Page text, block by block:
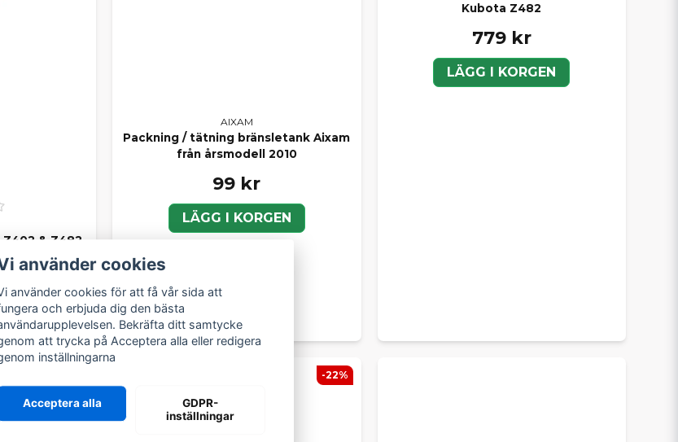
& Z482
AIXAM
Packning / tätning bränsletank Aixam
från årsmodell 2010
99 kr
LÄGG I KORGEN
Kubota Z482
779 kr
LÄGG I KORGEN
-22%
använder cookies
använder cookies för att få vår sida att
och erbjuda dig den bästa
Bekräfta ditt samtycke
att trycka på Acceptera alla eller redigera
inställningarna
Acceptera alla
GDPR-
inställningar